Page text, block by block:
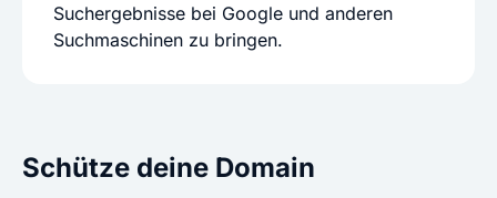
Suchergebnisse bei Google und anderen
Suchmaschinen zu bringen.
Schütze deine Domain